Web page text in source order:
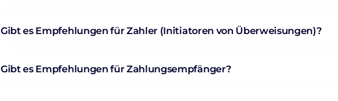
Gibt es Empfehlungen für Zahler (Initiatoren von Überweisungen)?
Gibt es Empfehlungen für Zahlungsempfänger?